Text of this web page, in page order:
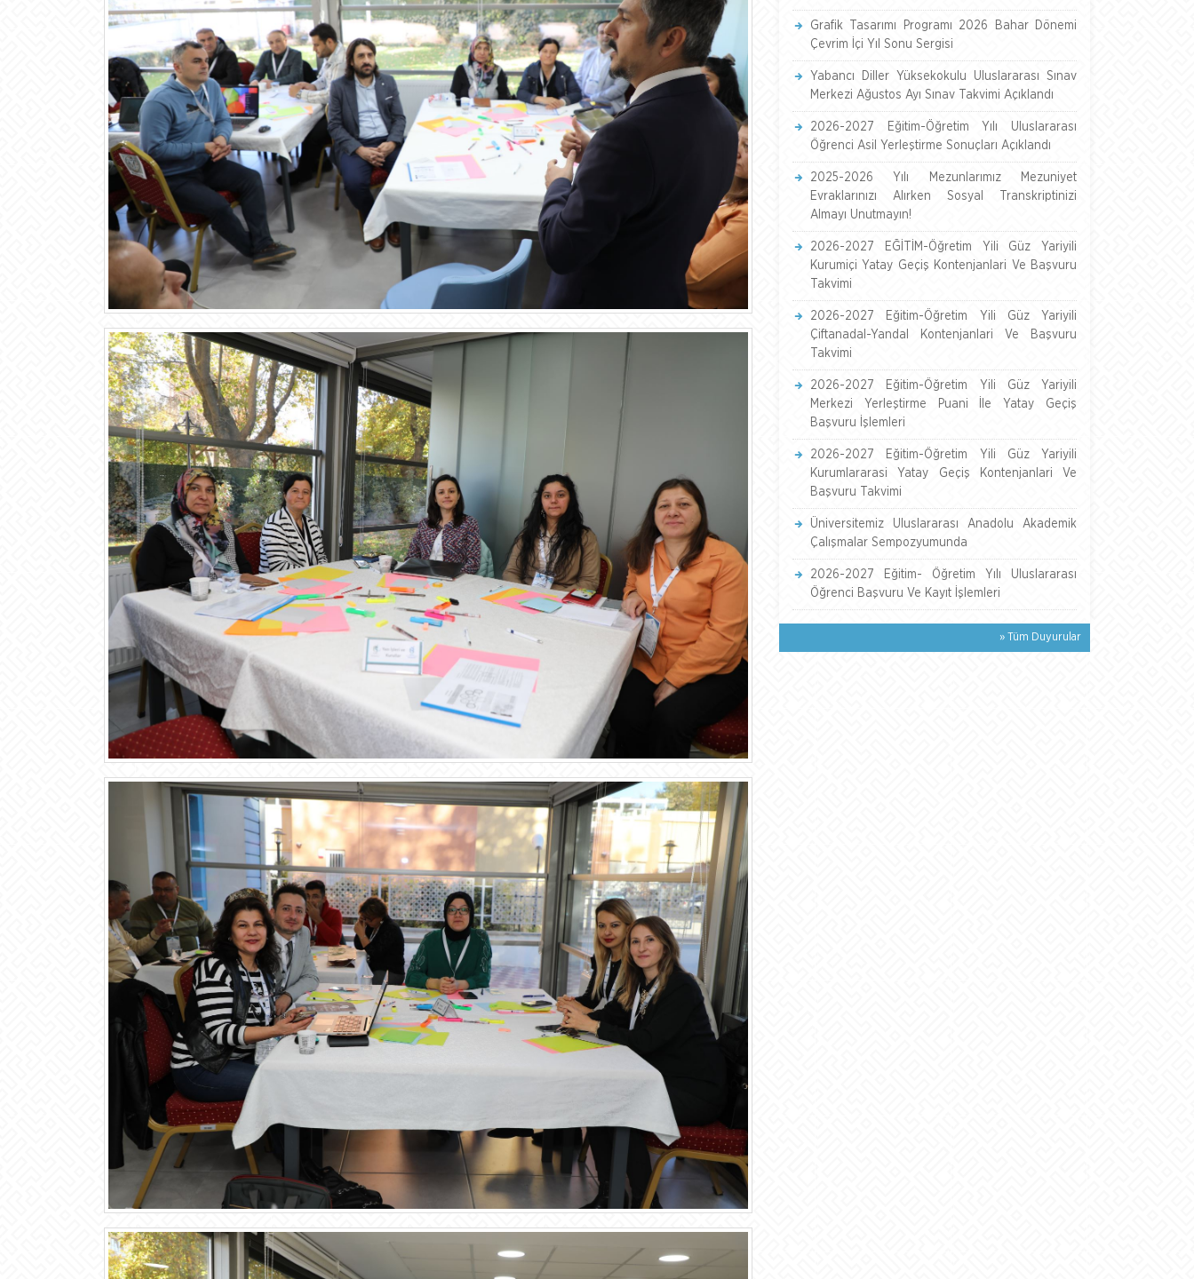
Grafik Tasarımı Programı 2026 Bahar Dönemi
Çevrim İçi Yıl Sonu Sergisi
Yabancı Diller Yüksekokulu Uluslararası Sınav
Merkezi Ağustos Ayı Sınav Takvimi Açıklandı
2026-2027 Eğitim-Öğretim Yılı Uluslararası
Öğrenci Asil Yerleştirme Sonuçları Açıklandı
2025-2026 Yılı Mezunlarımız Mezuniyet
Evraklarınızı Alırken Sosyal Transkriptinizi
Almayı Unutmayın!
2026-2027 EĞİTİM-Öğretim Yili Güz Yariyili
Kurumiçi Yatay Geçiş Kontenjanlari Ve Başvuru
Takvimi
2026-2027 Eğitim-Öğretim Yili Güz Yariyili
Çiftanadal-Yandal Kontenjanlari Ve Başvuru
Takvimi
2026-2027 Eğitim-Öğretim Yili Güz Yariyili
Merkezi Yerleştirme Puani İle Yatay Geçiş
Başvuru İşlemleri
2026-2027 Eğitim-Öğretim Yili Güz Yariyili
Kurumlararasi Yatay Geçiş Kontenjanlari Ve
Başvuru Takvimi
Üniversitemiz Uluslararası Anadolu Akademik
Çalışmalar Sempozyumunda
2026-2027 Eğitim- Öğretim Yılı Uluslararası
Öğrenci Başvuru Ve Kayıt İşlemleri
» Tüm Duyurular